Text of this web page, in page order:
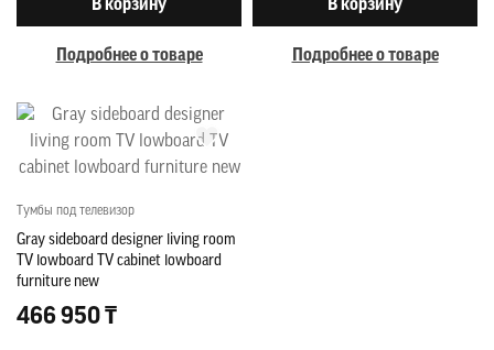
В корзину
Подробнее о товаре
В корзину
Подробнее о товаре
Тумбы под телевизор
Gray sideboard designer living room
TV lowboard TV cabinet lowboard
furniture new
466 950 ₸